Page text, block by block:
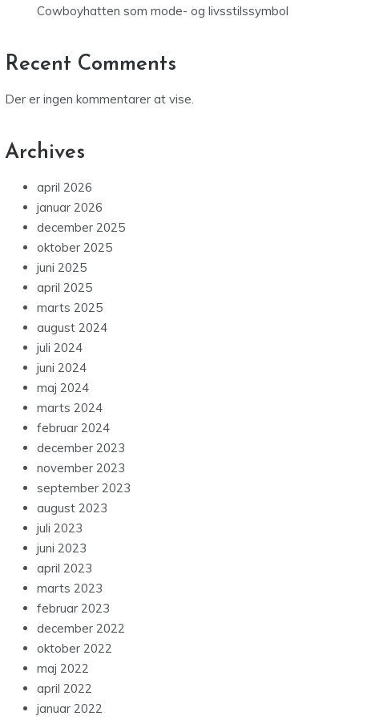
Cowboyhatten som mode- og livsstilssymbol
Recent Comments
Der er ingen kommentarer at vise.
Archives
april 2026
januar 2026
december 2025
oktober 2025
juni 2025
april 2025
marts 2025
august 2024
juli 2024
juni 2024
maj 2024
marts 2024
februar 2024
december 2023
november 2023
september 2023
august 2023
juli 2023
juni 2023
april 2023
marts 2023
februar 2023
december 2022
oktober 2022
maj 2022
april 2022
januar 2022